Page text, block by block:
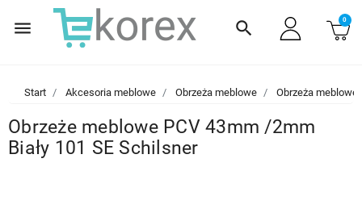
menu search 0
Start Akcesoria meblowe Obrzeża meblowe Obrzeża meblowe
Obrzeże meblowe PCV 43mm /2mm
Biały 101 SE Schilsner